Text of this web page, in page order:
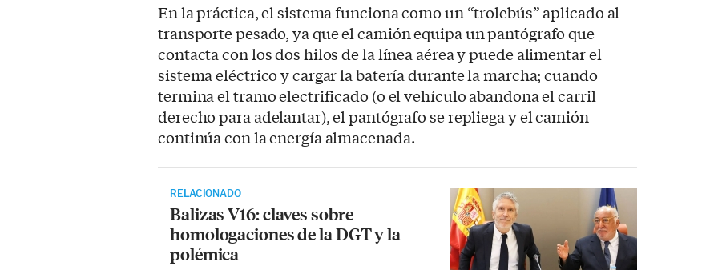
En la práctica, el sistema funciona como un “trolebús” aplicado al
transporte pesado, ya que el camión equipa un pantógrafo que
contacta con los dos hilos de la línea aérea y puede alimentar el
sistema eléctrico y cargar la batería durante la marcha; cuando
termina el tramo electrificado (o el vehículo abandona el carril
derecho para adelantar), el pantógrafo se repliega y el camión
continúa con la energía almacenada.
RELACIONADO
Balizas V16: claves sobre
homologaciones de la DGT y la
polémica